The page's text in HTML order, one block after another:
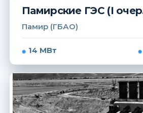
Памирские ГЭС (I
Памир (ГБАО)
14 МВт